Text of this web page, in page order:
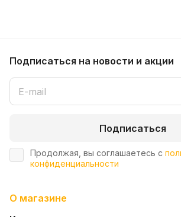
Подписаться на новости и акции
Подписаться
Продолжая, вы соглашаетесь с
конфиденциальности
О магазине